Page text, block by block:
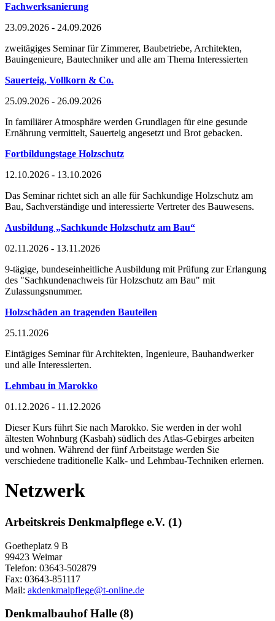
Fachwerksanierung
23.09.2026 - 24.09.2026
zweitägiges Seminar für Zimmerer, Baubetriebe, Architekten,
Bauingenieure, Bautechniker und alle am Thema Interessierten
Sauerteig, Vollkorn & Co.
25.09.2026 - 26.09.2026
In familiärer Atmosphäre werden Grundlagen für eine gesunde
Ernährung vermittelt, Sauerteig angesetzt und Brot gebacken.
Fortbildungstage Holzschutz
12.10.2026 - 13.10.2026
Das Seminar richtet sich an alle für Sachkundige Holzschutz am
Bau, Sachverständige und interessierte Vertreter des Bauwesens.
Ausbildung „Sachkunde Holzschutz am Bau“
02.11.2026 - 13.11.2026
9-tägige, bundeseinheitliche Ausbildung mit Prüfung zur Erlangung
des "Sachkundenachweis für Holzschutz am Bau" mit
Zulassungsnummer.
Holzschäden an tragenden Bauteilen
25.11.2026
Eintägiges Seminar für Architekten, Ingenieure, Bauhandwerker
und alle Interessierten.
Lehmbau in Marokko
01.12.2026 - 11.12.2026
Dieser Kurs führt Sie nach Marokko. Sie werden in der wohl
ältesten Wohnburg (Kasbah) südlich des Atlas-Gebirges arbeiten
und wohnen. Während der fünf Arbeitstage werden Sie
verschiedene traditionelle Kalk- und Lehmbau-Techniken erlernen.
Netzwerk
Arbeitskreis Denkmalpflege e.V. (1)
Goetheplatz 9 B
99423 Weimar
Telefon: 03643-502879
Fax: 03643-851117
Mail: akdenkmalpflege@t-online.de
Denkmalbauhof Halle (8)